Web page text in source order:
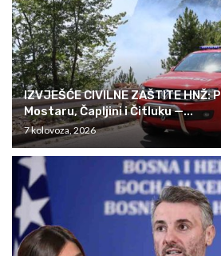
IZVJEŠĆE CIVILNE ZAŠTITE HNŽ:
Mostaru, Čapljini i Čitluku —...
7 kolovoza, 2026